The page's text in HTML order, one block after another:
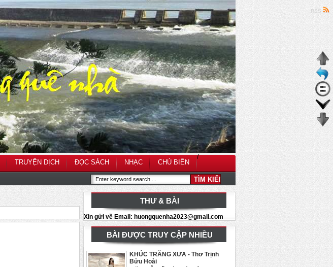
TRUYỆN DỊCH
/
ĐỌC SÁCH NHẠC CHỦ BIÊN
RSS
THƯ & BÀI
Xin gửi về Email: huongquenha2023@gmail.com
BÀI ĐƯỢC TRUY CẬP NHIỀU
KHÚC TRĂNG XƯA - Thơ Trịnh
Bửu Hoài